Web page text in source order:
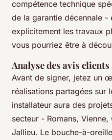
compétence technique
de la garantie décennale -
explicitement les travaux
vous pourriez être à
Analyse des avis
Avant de signer, jetez un
réalisations partagées sur
installateur aura des
secteur - Romans,
Jallieu. Le bouche-à-